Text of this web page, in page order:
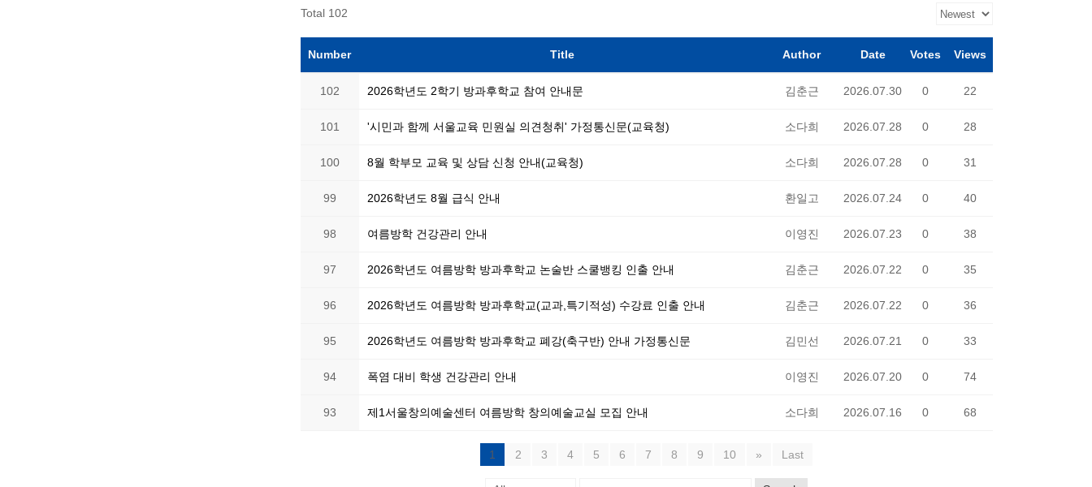
Total 102
Number Title Author Date Votes Views
102 2026학년도 2학기 방과후학교 참여 안내문 김춘근 2026.07.30 0 22
101 '시민과 함께 서울교육 민원실 의견청취' 가정통신문(교육청) 소다희 2026.07.28 0 28
100 8월 학부모 교육 및 상담 신청 안내(교육청) 소다희 2026.07.28 0 31
99 2026학년도 8월 급식 안내 환일고 2026.07.24 0 40
98 여름방학 건강관리 안내 이영진 2026.07.23 0 38
97 2026학년도 여름방학 방과후학교 논술반 스쿨뱅킹 인출 안내 김춘근 2026.07.22 0 35
96 2026학년도 여름방학 방과후학교(교과,특기적성) 수강료 인출 안내 김춘근 2026.07.22 0 36
95 2026학년도 여름방학 방과후학교 폐강(축구반) 안내 가정통신문 김민선 2026.07.21 0 33
94 폭염 대비 학생 건강관리 안내 이영진 2026.07.20 0 74
93 제1서울창의예술센터 여름방학 창의예술교실 모집 안내 소다희 2026.07.16 0 68
1 2 3 4 5 6 7 8 9 10 » Last